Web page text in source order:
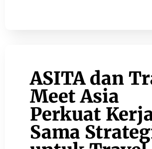
ASITA dan
Meet Asia
Perkuat
Sama